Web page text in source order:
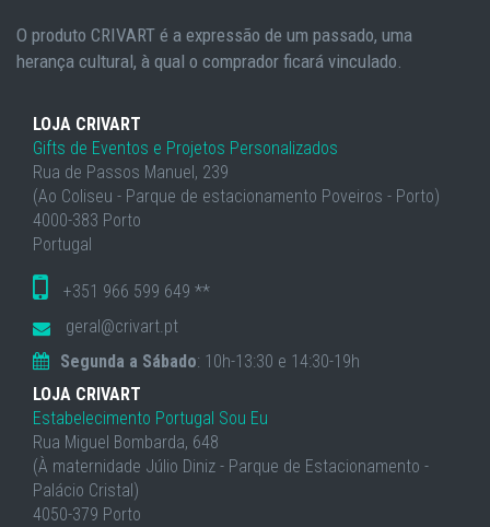
O produto CRIVART é a expressão de um passado, uma
herança cultural, à qual o comprador ficará vinculado.
LOJA CRIVART
Gifts de Eventos e Projetos Personalizados
Rua de Passos Manuel, 239
(Ao Coliseu - Parque de estacionamento Poveiros - Porto)
4000-383 Porto
Portugal
+351 966 599 649 **
geral@crivart.pt
Segunda a Sábado: 10h-13:30 e 14:30-19h
LOJA CRIVART
Estabelecimento Portugal Sou Eu
Rua Miguel Bombarda, 648
(À maternidade Júlio Diniz - Parque de Estacionamento -
Palácio Cristal)
4050-379 Porto